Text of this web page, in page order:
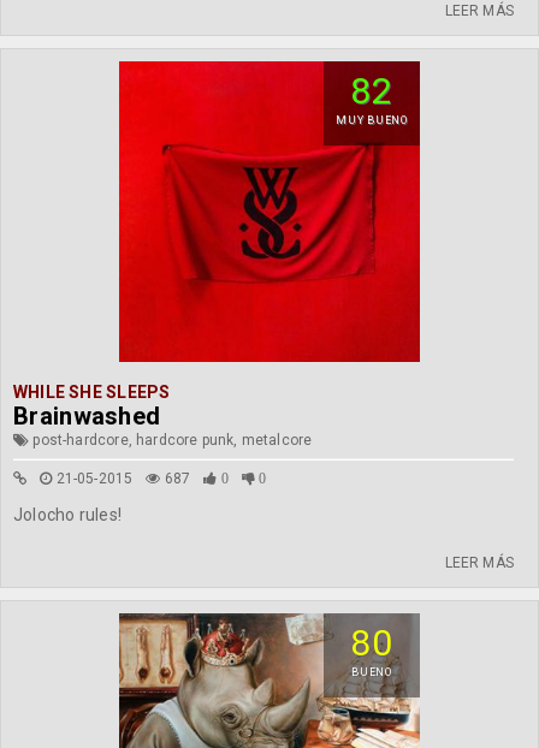
LEER MÁS
82
MUY BUENO
WHILE SHE SLEEPS
Brainwashed
post-hardcore, hardcore punk, metalcore
21-05-2015 687 0 0
Jolocho rules!
LEER MÁS
80
BUENO